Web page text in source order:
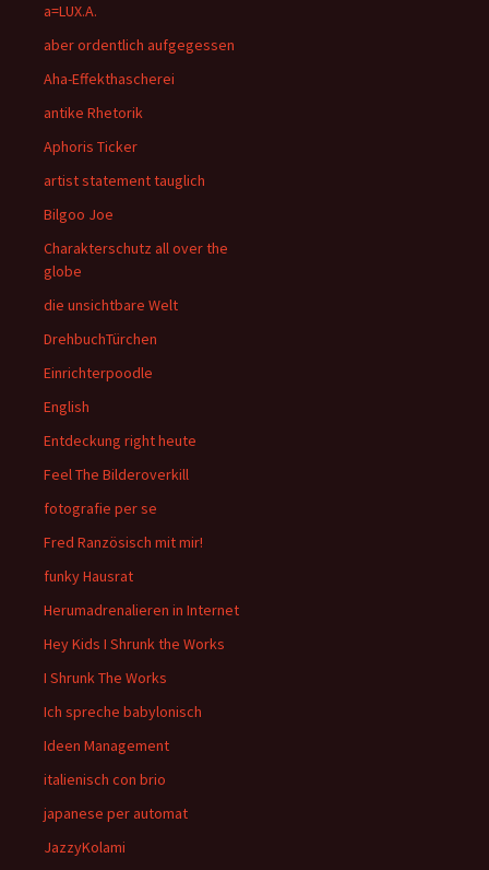
a=LUX.A.
aber ordentlich aufgegessen
Aha-Effekthascherei
antike Rhetorik
Aphoris Ticker
artist statement tauglich
Bilgoo Joe
Charakterschutz all over the
globe
die unsichtbare Welt
DrehbuchTürchen
Einrichterpoodle
English
Entdeckung right heute
Feel The Bilderoverkill
fotografie per se
Fred Ranzösisch mit mir!
funky Hausrat
Herumadrenalieren in Internet
Hey Kids I Shrunk the Works
I Shrunk The Works
Ich spreche babylonisch
Ideen Management
italienisch con brio
japanese per automat
JazzyKolami